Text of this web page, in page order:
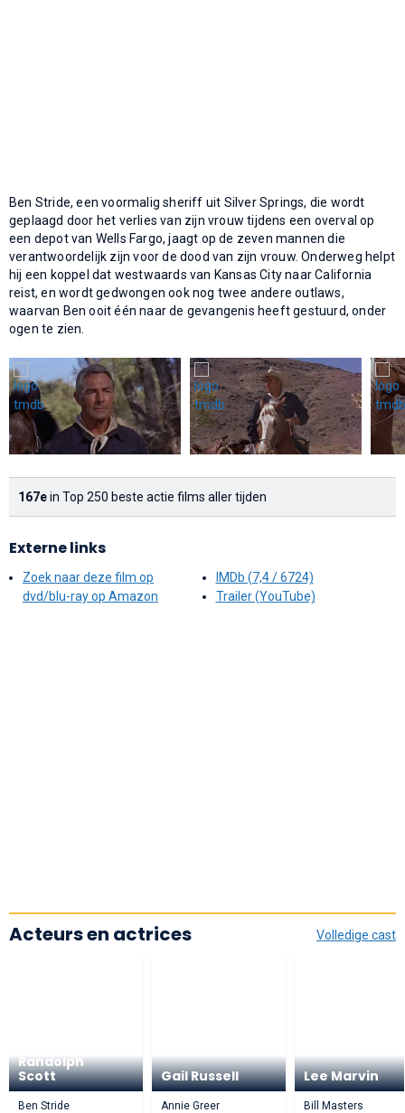
Ben Stride, een voormalig sheriff uit Silver Springs, die wordt
geplaagd door het verlies van zijn vrouw tijdens een overval op
een depot van Wells Fargo, jaagt op de zeven mannen die
verantwoordelijk zijn voor de dood van zijn vrouw. Onderweg helpt
hij een koppel dat westwaards van Kansas City naar California
reist, en wordt gedwongen ook nog twee andere outlaws,
waarvan Ben ooit één naar de gevangenis heeft gestuurd, onder
ogen te zien.
167ein Top 250 beste actie films aller tijden
Externe links
Zoek naar deze film op
dvd/blu-ray op Amazon
IMDb (7,4 / 6724)
Trailer (YouTube)
Volledige cast
Acteurs en actrices
Randolph
Scott
Ben Stride
Gail Russell
Annie Greer
Lee Marvin
Bill Masters